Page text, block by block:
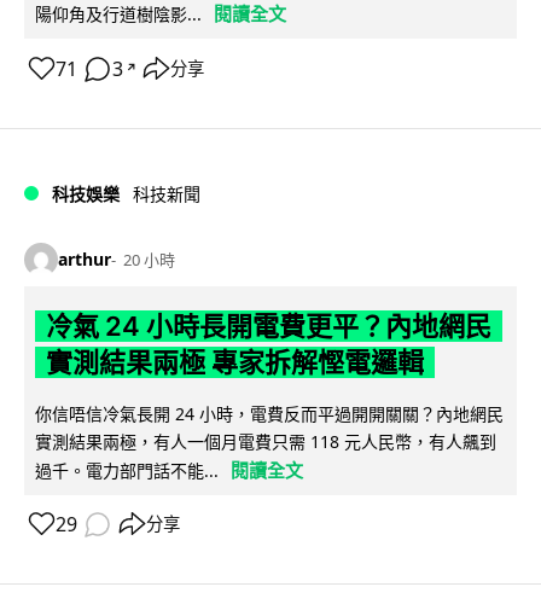
陽仰角及行道樹陰影...
閱讀全文
71 3 ↗ 分享
科技娛樂 科技新聞
arthur 20 小時
冷氣 24 小時長開電費更平？內地網民
實測結果兩極 專家拆解慳電邏輯
你信唔信冷氣長開 24 小時，電費反而平過開開關關？內地網民
實測結果兩極，有人一個月電費只需 118 元人民幣，有人飆到
過千。電力部門話不能...
閱讀全文
29 分享